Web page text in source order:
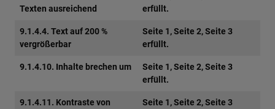
Texten ausreichend
erfüllt.
9.1.4.4. Text auf 200 %
vergrößerbar
Seite 1, Seite 2, Seite 3
erfüllt.
9.1.4.10. Inhalte brechen um
Seite 1, Seite 2, Seite 3
erfüllt.
9.1.4.11. Kontraste von
Seite 1, Seite 2, Seite 3